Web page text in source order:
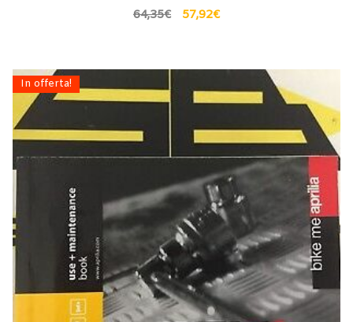
64,35€ 57,92€
In offerta!